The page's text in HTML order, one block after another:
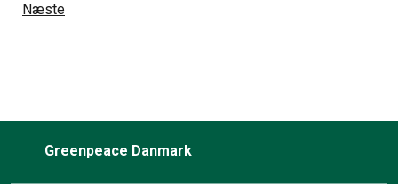
Næste
Greenpeace Danmark